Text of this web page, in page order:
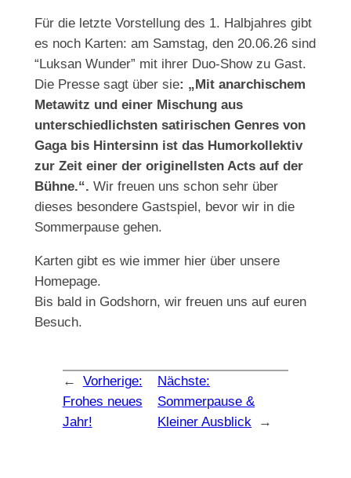
Für die letzte Vorstellung des 1. Halbjahres gibt
es noch Karten: am Samstag, den 20.06.26 sind
“Luksan Wunder” mit ihrer Duo-Show zu Gast.
Die Presse sagt über sie: „Mit anarchischem
Metawitz und einer Mischung aus
unterschiedlichsten satirischen Genres von
Gaga bis Hintersinn ist das Humorkollektiv
zur Zeit einer der originellsten Acts auf der
Bühne.“. Wir freuen uns schon sehr über
dieses besondere Gastspiel, bevor wir in die
Sommerpause gehen.
Karten gibt es wie immer hier über unsere
Homepage.
Bis bald in Godshorn, wir freuen uns auf euren
Besuch.
←
Vorherige:
Frohes neues
Jahr!
Nächste:
Sommerpause &
Kleiner Ausblick
→